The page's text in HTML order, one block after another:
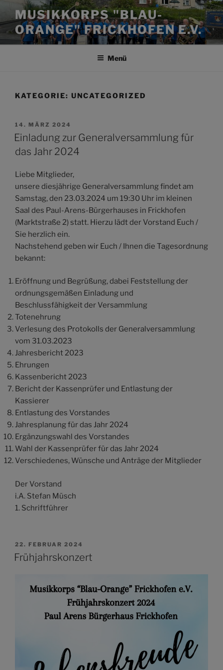
Inhalt
springen
MUSIKKORPS "BLAU-
ORANGE" FRICKHOFEN E.V.
Menü
KATEGORIE: UNCATEGORIZED
VERÖFFENTLICHT
AM
14. MÄRZ 2024
Einladung zur Generalversammlung für
das Jahr 2024
Liebe Mitglieder,
unsere diesjährige Generalversammlung findet am
Samstag, den 23.03.2024 um 19:30 Uhr im kleinen
Saal des Paul-Arens-Bürgerhauses in Frickhofen
(Marktstraße 2) statt. Hierzu lädt der Vorstand Euch /
Sie herzlich ein.
Nachstehend geben wir Euch / Ihnen die Tagesordnung
bekannt:
Eröffnung und Begrüßung, dabei Feststellung der
ordnungsgemäßen Einladung und
Beschlussfähigkeit der Versammlung
Totenehrung
Verlesung des Protokolls der Generalversammlung
vom 31.03.2023
Jahresbericht 2023
Ehrungen
Kassenbericht 2023
Bericht der Kassenprüfer und Entlastung der
Kassierer
Entlastung des Vorstandes
Jahresplanung für das Jahr 2024
Ergänzungswahl des Vorstandes
Wahl der Kassenprüfer für das Jahr 2024
Verschiedenes, Wünsche und Anträge der Mitglieder
Der Vorstand
i.A. Stefan Müsch
1. Schriftführer
VERÖFFENTLICHT
AM
22. FEBRUAR 2024
Frühjahrskonzert